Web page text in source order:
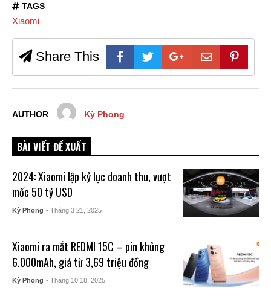
TAGS
Xiaomi
Share This
AUTHOR Kỳ Phong
BÀI VIẾT ĐỀ XUẤT
2024: Xiaomi lập kỷ lục doanh thu, vượt
mốc 50 tỷ USD
Kỳ Phong - Tháng 3 21, 2025
Xiaomi ra mắt REDMI 15C – pin khủng
6.000mAh, giá từ 3,69 triệu đồng
Kỳ Phong - Tháng 10 18, 2025